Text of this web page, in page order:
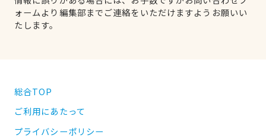
ォームより編集部までご連絡をいただけますようお願いい
たします。
総合TOP
ご利用にあたって
プライバシーポリシー